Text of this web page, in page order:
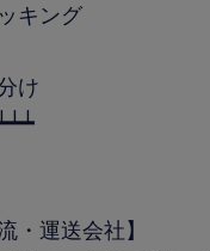
キング
け
・運送会社】